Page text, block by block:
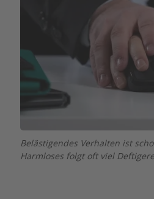
Belästigendes Verhalten ist
Harmloses folgt oft viel